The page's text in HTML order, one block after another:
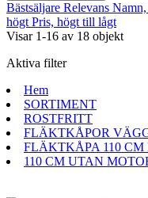
Bästsäljare Relevans
högt Pris, högt till lågt
Visar 1-16 av 18 objekt
Aktiva filter
Hem
SORTIMENT
ROSTFRITT
FLÄKTKÅPOR
FLÄKTKÅPA 110 CM
110 CM UTAN